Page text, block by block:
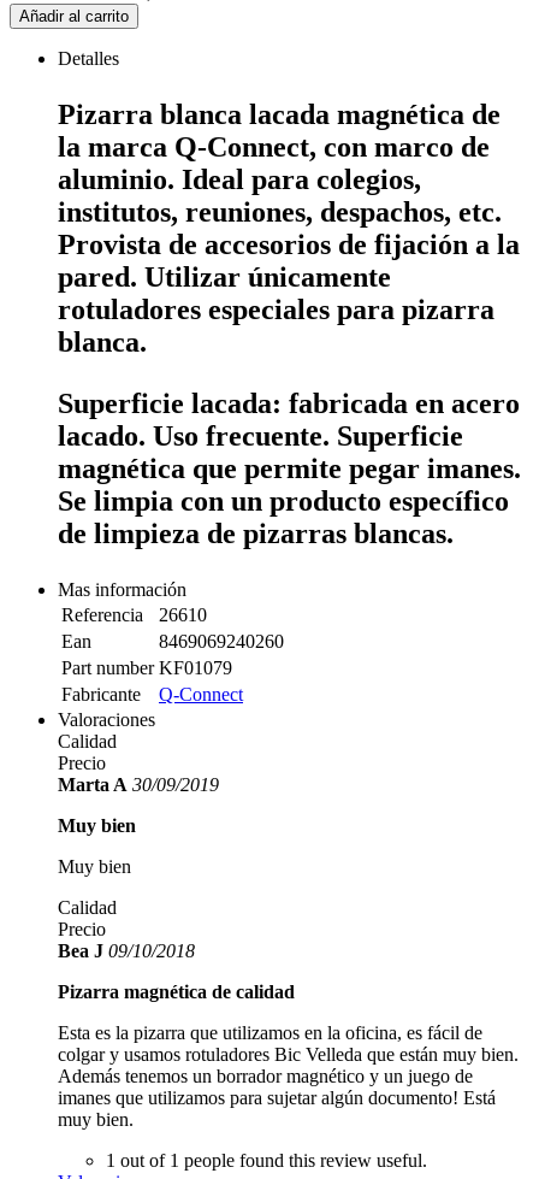
Añadir al carrito
Detalles
Pizarra blanca lacada magnética de
la marca Q-Connect, con marco de
aluminio. Ideal para colegios,
institutos, reuniones, despachos, etc.
Provista de accesorios de fijación a la
pared. Utilizar únicamente
rotuladores especiales para pizarra
blanca.
Superficie lacada: fabricada en acero
lacado. Uso frecuente. Superficie
magnética que permite pegar imanes.
Se limpia con un producto específico
de limpieza de pizarras blancas.
Mas información
Referencia
26610
Ean
8469069240260
Part number KF01079
Fabricante
Q-Connect
Valoraciones
Calidad
Precio
Marta A 30/09/2019
Muy bien
Muy bien
Calidad
Precio
Bea J 09/10/2018
Pizarra magnética de calidad
Esta es la pizarra que utilizamos en la oficina, es fácil de
colgar y usamos rotuladores Bic Velleda que están muy bien.
Además tenemos un borrador magnético y un juego de
imanes que utilizamos para sujetar algún documento! Está
muy bien.
1 out of 1 people found this review useful.